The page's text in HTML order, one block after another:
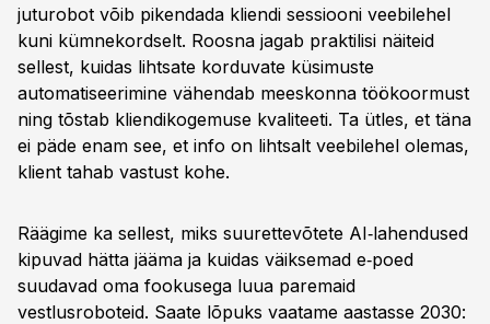
juturobot võib pikendada kliendi sessiooni veebilehel
kuni kümnekordselt. Roosna jagab praktilisi näiteid
sellest, kuidas lihtsate korduvate küsimuste
automatiseerimine vähendab meeskonna töökoormust
ning tõstab kliendikogemuse kvaliteeti. Ta ütles, et täna
ei päde enam see, et info on lihtsalt veebilehel olemas,
klient tahab vastust kohe.
Räägime ka sellest, miks suurettevõtete AI‑lahendused
kipuvad hätta jääma ja kuidas väiksemad e‑poed
suudavad oma fookusega luua paremaid
vestlusroboteid. Saate lõpuks vaatame aastasse 2030: